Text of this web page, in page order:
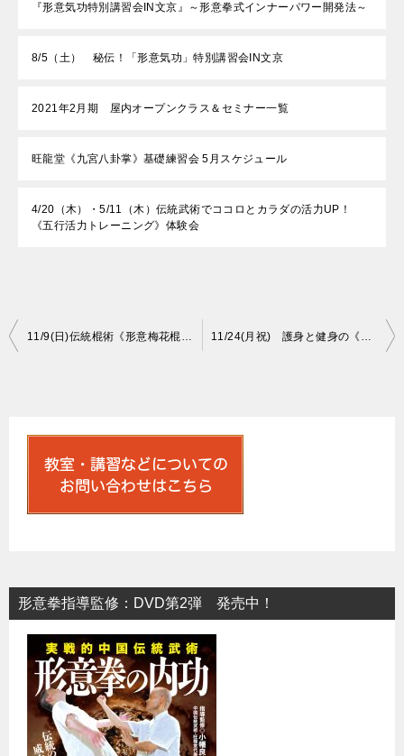
『形意気功特別講習会IN文京』～形意拳式インナーパワー開発法​～
8/5（土） 秘伝！「形意気功」特別講習会IN文京
2021年2月期 屋内オープンクラス＆セミナー一覧
旺龍堂《九宮八卦掌》基礎練習会 5月スケジュール
4/20（木）・5/11（木）伝統武術でココロとカラダの活力UP！
《五行活力トレーニング》体験会
投
11/9(日)伝統棍術《形意梅花棍》武器術練習会 11/24(月祝) 護身と健身の《伝統武術気功》練習会
形意拳指導監修：DVD第2弾 発売中！